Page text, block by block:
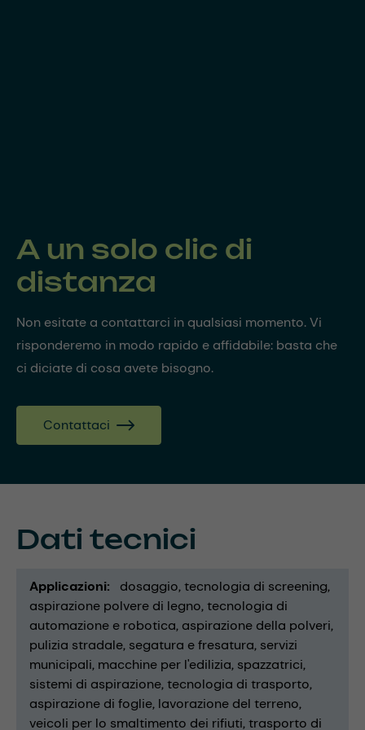
A un solo clic di
distanza
Non esitate a contattarci in qualsiasi momento. Vi
risponderemo in modo rapido e affidabile: basta che
ci diciate di cosa avete bisogno.
Contattaci
Dati tecnici
Applicazioni dosaggio tecnologia di screening
aspirazione polvere di legno tecnologia di
automazione e robotica aspirazione della polveri
pulizia stradale segatura e fresatura servizi
municipali macchine per l'edilizia spazzatrici
sistemi di aspirazione tecnologia di trasporto
aspirazione di foglie lavorazione del terreno
veicoli per lo smaltimento dei rifiuti trasporto di